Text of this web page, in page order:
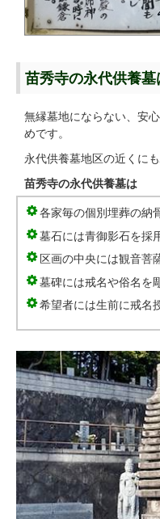
苗秀寺の永代供養墓
無縁墓地にならない、安
めです。
永代供養墓地区の近くに
苗秀寺の永代供養墓は
各家毎の個別埋葬の納
墓石には青御影石を採
区画の中央には観音菩
墓碑には戒名や俗名を
希望者には生前に戒名